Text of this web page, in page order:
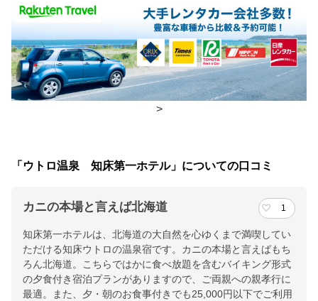
食事場所
朝食 レストラン(バイキング)
夕食 レストラン(バイキング)、食事処
チェックイン・チェックアウト時間
チェックアウ
10:00
女満別空港から車で約2時間、ＪＲ知床斜里駅より車で50分。
提供：楽天トラベル
楽天トラベルで
>
「ウトロ温泉 知床第一ホテル」についての口コミ
カニの本場と言えば北海道 1
知床第一ホテルは、北海道の大自然を心ゆくまで満喫してい
ただける知床ウトロの温泉宿です。カニの本場と言えばもち
ろん北海道。こちらではかに食べ放題を含むバイキング形式
の夕食付き宿泊プランがありますので、ご両親への親孝行に
最適。また、夕・朝のお食事付きでも25,000円以下でご利用